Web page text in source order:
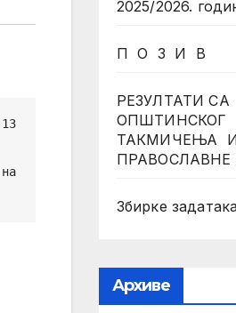
2025/2026.
П О З И В
РЕЗУЛТАТИ СА
ОПШТИНСКОГ
ТАКМИЧЕЊА
ПРАВОСЛАВНЕ
Збирке
Архиве